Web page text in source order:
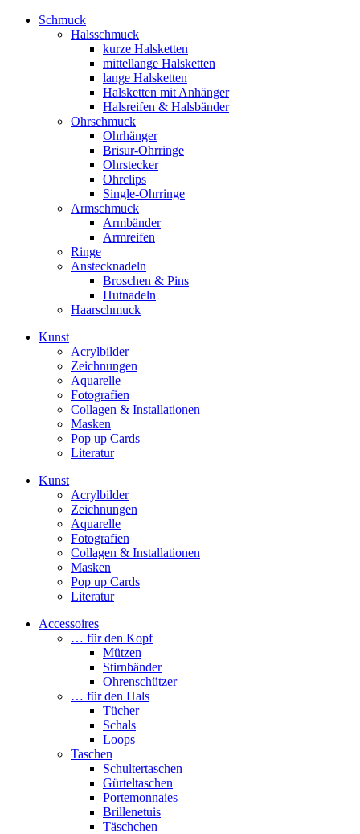
Schmuck
Halsschmuck
kurze Halsketten
mittellange Halsketten
lange Halsketten
Halsketten mit Anhänger
Halsreifen & Halsbänder
Ohrschmuck
Ohrhänger
Brisur-Ohrringe
Ohrstecker
Ohrclips
Single-Ohrringe
Armschmuck
Armbänder
Armreifen
Ringe
Anstecknadeln
Broschen & Pins
Hutnadeln
Haarschmuck
Kunst
Acrylbilder
Zeichnungen
Aquarelle
Fotografien
Collagen & Installationen
Masken
Pop up Cards
Literatur
Kunst
Acrylbilder
Zeichnungen
Aquarelle
Fotografien
Collagen & Installationen
Masken
Pop up Cards
Literatur
Accessoires
… für den Kopf
Mützen
Stirnbänder
Ohrenschützer
… für den Hals
Tücher
Schals
Loops
Taschen
Schultertaschen
Gürteltaschen
Portemonnaies
Brillenetuis
Täschchen